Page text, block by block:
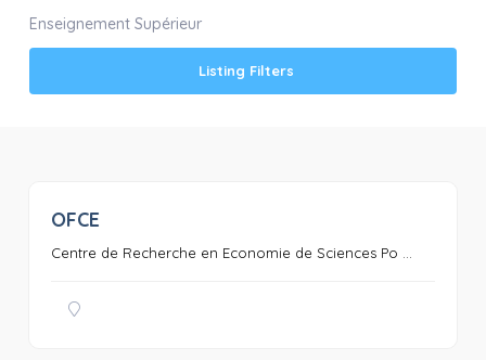
Enseignement Supérieur
Listing Filters
OFCE
Centre de Recherche en Economie de Sciences Po ...